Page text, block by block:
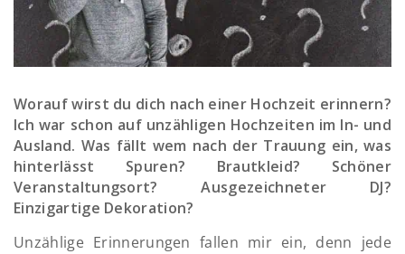
Worauf wirst du dich nach einer Hochzeit erinnern?
Ich war schon auf unzähligen Hochzeiten im In- und
Ausland. Was fällt wem nach der Trauung ein, was
hinterlässt Spuren? Brautkleid? Schöner
Veranstaltungsort? Ausgezeichneter DJ?
Einzigartige Dekoration?
Unzählige Erinnerungen fallen mir ein, denn jede